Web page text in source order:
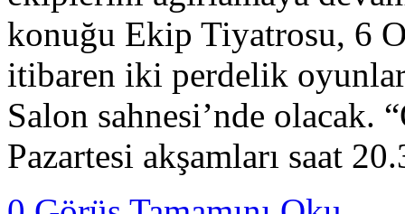
konuğu Ekip Tiyatrosu, 6
itibaren iki perdelik
Salon sahnesi’nde olacak.
Pazartesi akşamları saat